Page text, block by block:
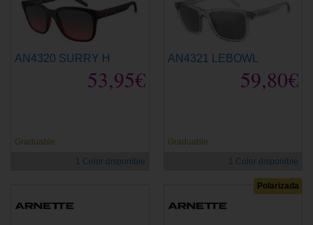
AN4320 SURRY H
53,95€
Graduable
1 Color disponible
AN4321 LEBOWL
59,80€
Graduable
1 Color disponible
Polarizada